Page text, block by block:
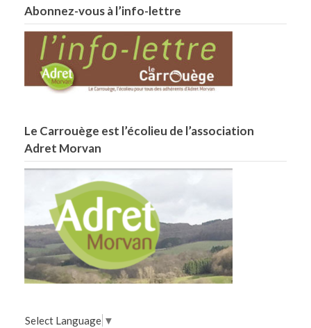
Abonnez-vous à l’info-lettre
Le Carrouège est l’écolieu de l’association
Adret Morvan
Select Language ▼